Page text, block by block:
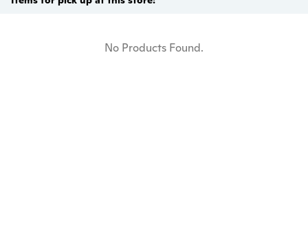
No Products Found.